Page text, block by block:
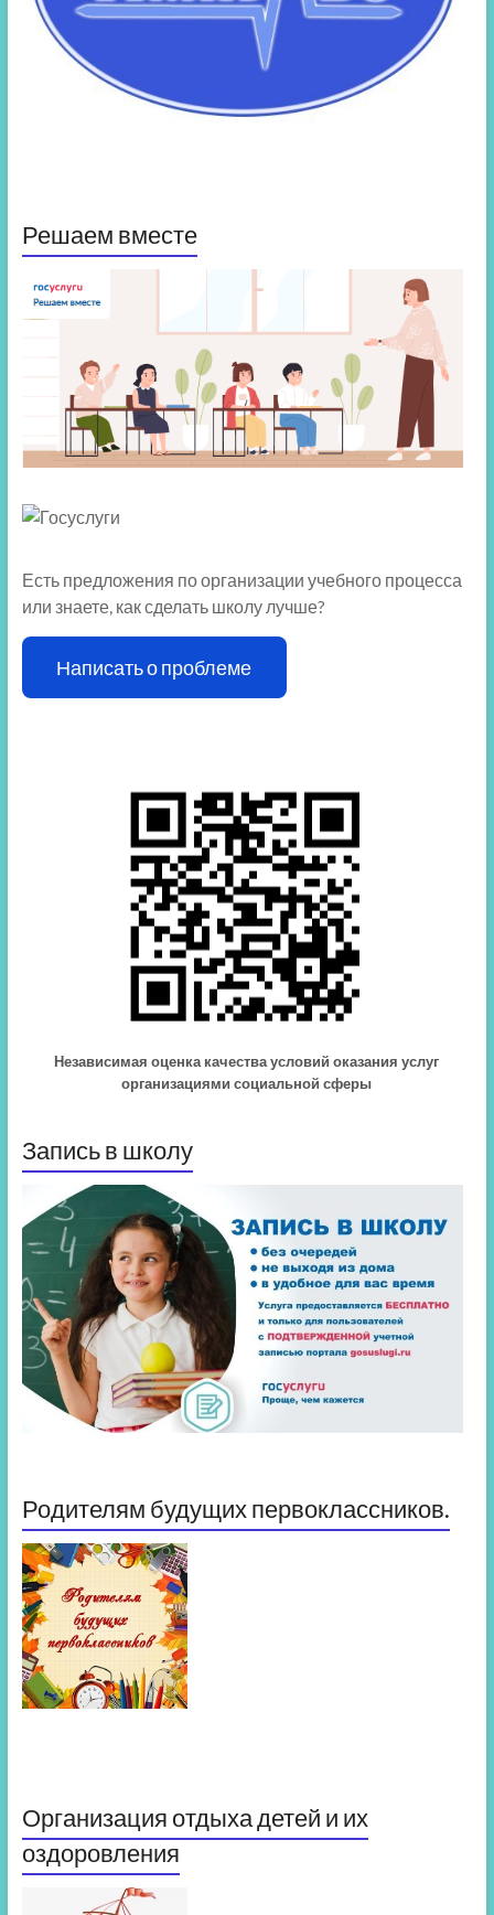
Решаем вместе
Есть предложения по организации учебного процесса
или знаете, как сделать школу лучше?
Написать о проблеме
Независимая оценка качества условий оказания услуг
организациями социальной сферы
Запись в школу
Родителям будущих первоклассников.
Организация отдыха детей и их
оздоровления